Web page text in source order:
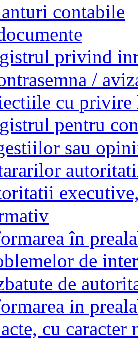
contabile
privind
/
cu privire
pentru
sau
în
de
de
in
cu caracter